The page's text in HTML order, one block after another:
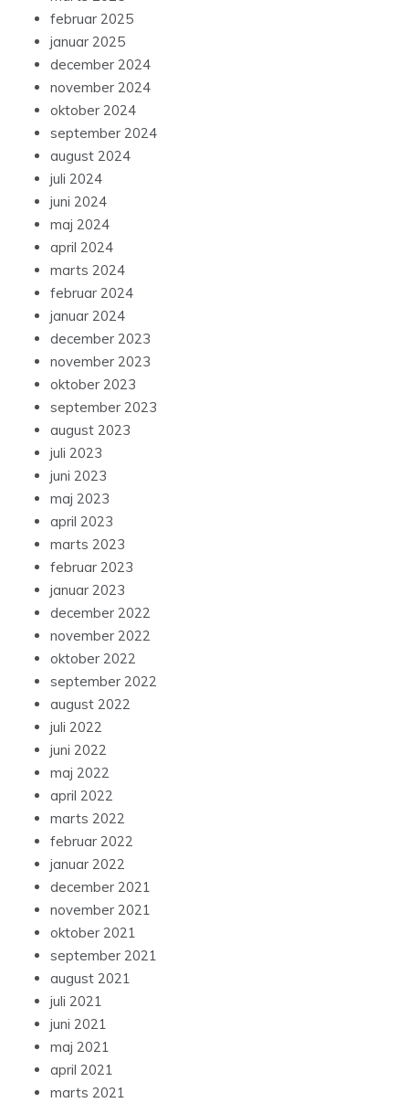
februar 2025
januar 2025
december 2024
november 2024
oktober 2024
september 2024
august 2024
juli 2024
juni 2024
maj 2024
april 2024
marts 2024
februar 2024
januar 2024
december 2023
november 2023
oktober 2023
september 2023
august 2023
juli 2023
juni 2023
maj 2023
april 2023
marts 2023
februar 2023
januar 2023
december 2022
november 2022
oktober 2022
september 2022
august 2022
juli 2022
juni 2022
maj 2022
april 2022
marts 2022
februar 2022
januar 2022
december 2021
november 2021
oktober 2021
september 2021
august 2021
juli 2021
juni 2021
maj 2021
april 2021
marts 2021